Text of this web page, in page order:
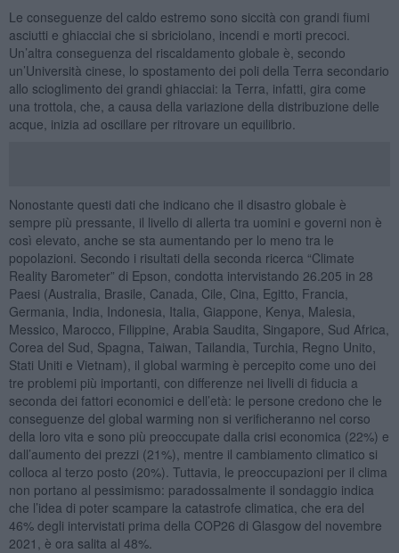
Le conseguenze del caldo estremo sono siccità con grandi fiumi
asciutti e ghiacciai che si sbriciolano, incendi e morti precoci.
Un’altra conseguenza del riscaldamento globale è, secondo
un’Università cinese, lo spostamento dei poli della Terra secondario
allo scioglimento dei grandi ghiacciai: la Terra, infatti, gira come
una trottola, che, a causa della variazione della distribuzione delle
acque, inizia ad oscillare per ritrovare un equilibrio.
Nonostante questi dati che indicano che il disastro globale è
sempre più pressante, il livello di allerta tra uomini e governi non è
così elevato, anche se sta aumentando per lo meno tra le
popolazioni. Secondo i risultati della seconda ricerca “Climate
Reality Barometer” di Epson, condotta intervistando 26.205 in 28
Paesi (Australia, Brasile, Canada, Cile, Cina, Egitto, Francia,
Germania, India, Indonesia, Italia, Giappone, Kenya, Malesia,
Messico, Marocco, Filippine, Arabia Saudita, Singapore, Sud Africa,
Corea del Sud, Spagna, Taiwan, Tailandia, Turchia, Regno Unito,
Stati Uniti e Vietnam), il global warming è percepito come uno dei
tre problemi più importanti, con differenze nei livelli di fiducia a
seconda dei fattori economici e dell’età: le persone credono che le
conseguenze del global warming non si verificheranno nel corso
della loro vita e sono più preoccupate dalla crisi economica (22%) e
dall’aumento dei prezzi (21%), mentre il cambiamento climatico si
colloca al terzo posto (20%). Tuttavia, le preoccupazioni per il clima
non portano al pessimismo: paradossalmente il sondaggio indica
che l’idea di poter scampare la catastrofe climatica, che era del
46% degli intervistati prima della COP26 di Glasgow del novembre
2021, è ora salita al 48%.